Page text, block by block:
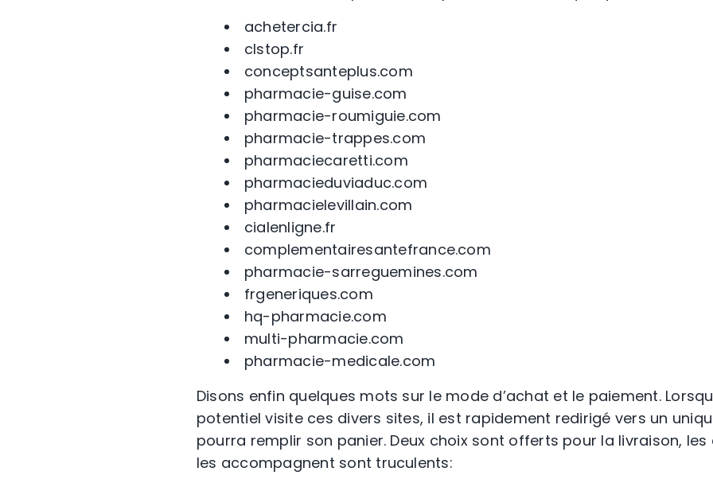
achetercia.fr
clstop.fr
conceptsanteplus.com
pharmacie-guise.com
pharmacie-roumiguie.com
pharmacie-trappes.com
pharmaciecaretti.com
pharmacieduviaduc.com
pharmacielevillain.com
cialenligne.fr
complementairesantefrance.com
pharmacie-sarreguemines.com
frgeneriques.com
hq-pharmacie.com
multi-pharmacie.com
pharmacie-medicale.com
Disons enfin quelques mots sur le mode d’achat et le paiement.
potentiel visite ces divers sites, il est rapidement redirigé vers un
pourra remplir son panier. Deux choix sont offerts pour la livraison,
les accompagnent sont truculents: